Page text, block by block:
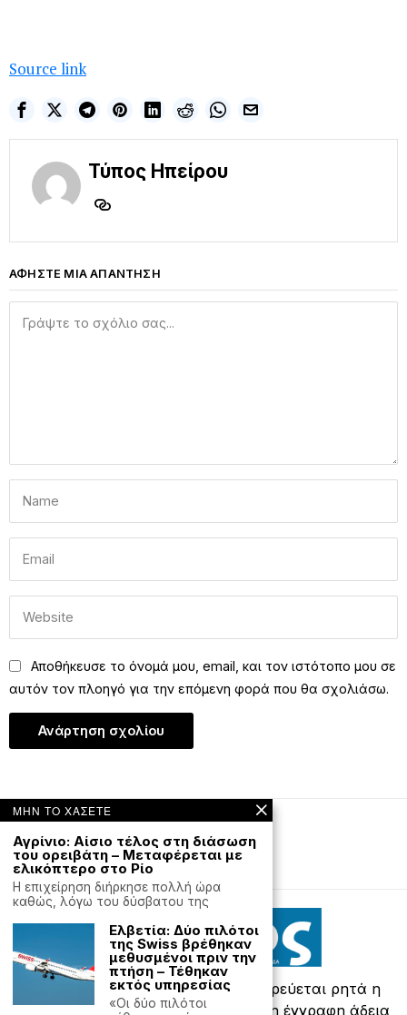
Source link
Τύπος Ηπείρου
ΑΦΗΣΤΕ ΜΙΑ ΑΠΑΝΤΗΣΗ
Αποθήκευσε το όνομά μου, email, και τον ιστότοπο μου σε
αυτόν τον πλοηγό για την επόμενη φορά που θα σχολιάσω.
Editorial Έντυπη έκδοση
Powered with by Hostville
- All rights reserved. Απαγορεύεται ρητά η
αναδημοσίευση χωρίς προηγούμενη έγγραφη άδεια
ΜΗΝ ΤΟ ΧΑΣΕΤΕ
Αγρίνιο: Αίσιο τέλος στη διάσωση
του ορειβάτη – Μεταφέρεται με
ελικόπτερο στο Ρίο
Η επιχείρηση διήρκησε πολλή ώρα
καθώς, λόγω του δύσβατου της
Ελβετία: Δύο πιλότοι
της Swiss βρέθηκαν
μεθυσμένοι πριν την
πτήση – Τέθηκαν
εκτός υπηρεσίας
«Οι δύο πιλότοι